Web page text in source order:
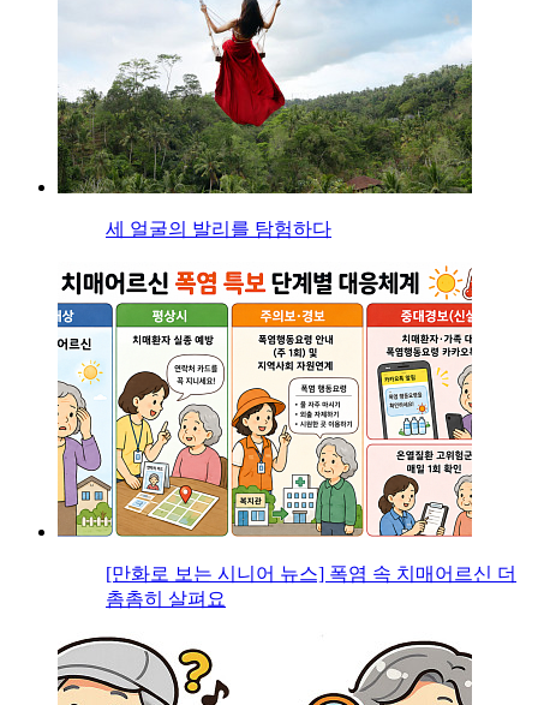
세 얼굴의 발리를 탐험하다
[만화로 보는 시니어 뉴스] 폭염 속 치매어르신 더
촘촘히 살펴요